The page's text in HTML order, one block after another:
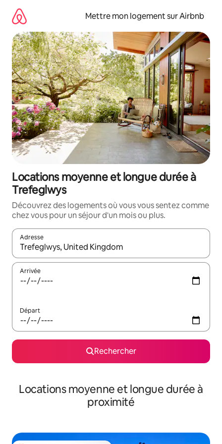
directement
contenu
Mettre mon logement sur Airbnb
Locations moyenne et longue durée à
Trefeglwys
Découvrez des logements où vous vous sentez comme
chez vous pour un séjour d'un mois ou plus.
Adresse
Lorsque les résultats s'affichent, utilisez les flèches vers le
Arrivée
Départ
Rechercher
Locations moyenne et longue durée à
proximité